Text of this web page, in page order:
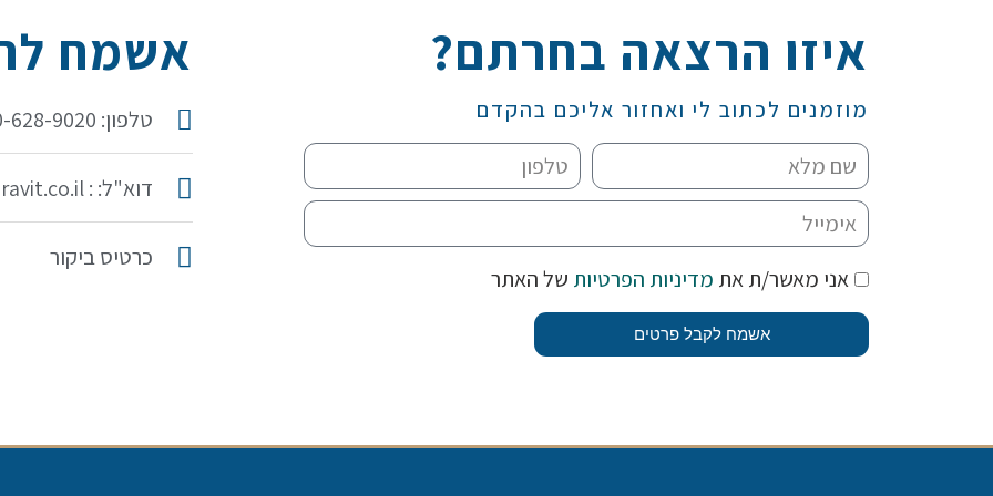
איזו הרצאה בחרתם?
מוזמנים לכתוב לי ואחזור אליכם בהקדם
אני מאשר/ת את מדיניות הפרטיות של האתר
אשמח לקבל פרטים
אשמח
טלפון: 050-628-9020
דוא"ל: : idit@iditaravit.co.il
כרטיס ביקור